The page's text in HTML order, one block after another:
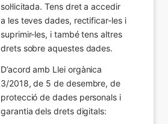
sol·licitada. Tens dret a accedir
a les teves dades, rectificar-les i
suprimir-les, i també tens altres
drets sobre aquestes dades.
D’acord amb Llei orgànica
3/2018, de 5 de desembre, de
protecció de dades personals i
garantia dels drets digitals: